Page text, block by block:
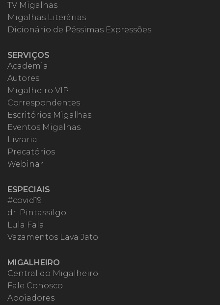
TV Migalhas
Migalhas Literárias
Dicionário de Péssimas Expressões
SERVIÇOS
Academia
Autores
Migalheiro VIP
Correspondentes
Escritórios Migalhas
Eventos Migalhas
Livraria
Precatórios
Webinar
ESPECIAIS
#covid19
dr. Pintassilgo
Lula Fala
Vazamentos Lava Jato
MIGALHEIRO
Central do Migalheiro
Fale Conosco
Apoiadores